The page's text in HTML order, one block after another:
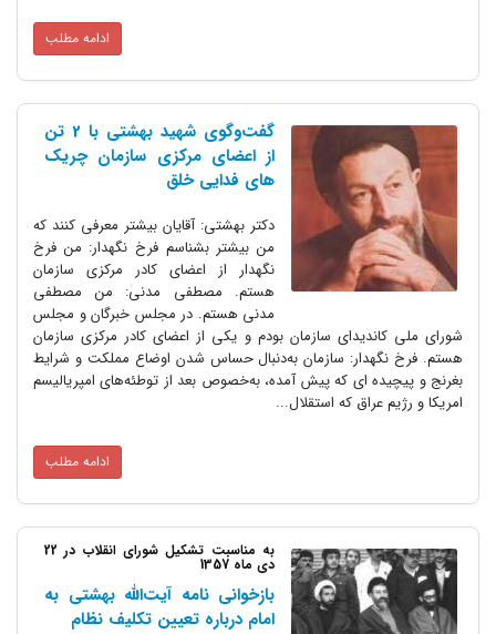
ادامه مطلب
گفت‌وگوی شهید بهشتی با 2 تن
از اعضای مرکزی سازمان چریک
های فدایی خلق
دکتر بهشتی: آقایان بیشتر معرفی کنند که
من بیشتر بشناسم فرخ نگهدار: من فرخ
نگهدار از اعضای کادر مرکزی سازمان
هستم. مصطفی مدنی: من مصطفی
مدنی هستم. در مجلس خبرگان و مجلس
شورای ملی کاندیدای سازمان بودم و یکی از اعضای کادر مرکزی سازمان
هستم. فرخ نگهدار: سازمان به‌دنبال حساس شدن اوضاع مملکت و شرایط
بغرنج و پیچیده ای که پیش آمده، به‌خصوص بعد از توطئه‌های امپریالیسم
امریکا و رژیم عراق که استقلال...
ادامه مطلب
به مناسبت تشکیل شورای انقلاب در 22
دی ماه 1357
بازخوانی نامه آیت‌الله بهشتی به
امام درباره تعیین تکلیف نظام